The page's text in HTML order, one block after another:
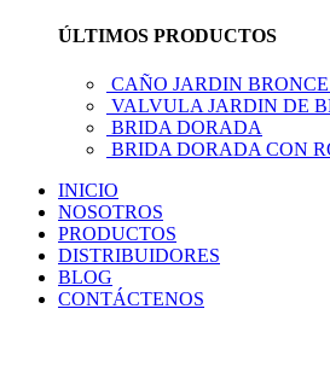
ÚLTIMOS PRODUCTOS
CAÑO JARDIN
VALVULA JARDIN DE
BRIDA DORADA
BRIDA DORADA CON
INICIO
NOSOTROS
PRODUCTOS
DISTRIBUIDORES
BLOG
CONTÁCTENOS